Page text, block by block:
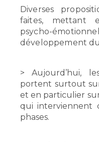
Diverses
faites, mettant
psycho-
développement
> Aujourd’hui,
portent surtout
et en particulier
qui interviennent
phases.